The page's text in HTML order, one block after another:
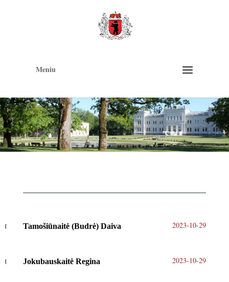
Meniu
Tamošiūnaitė (Budrė) Daiva 2023-10-29
Jokubauskaitė Regina 2023-10-29